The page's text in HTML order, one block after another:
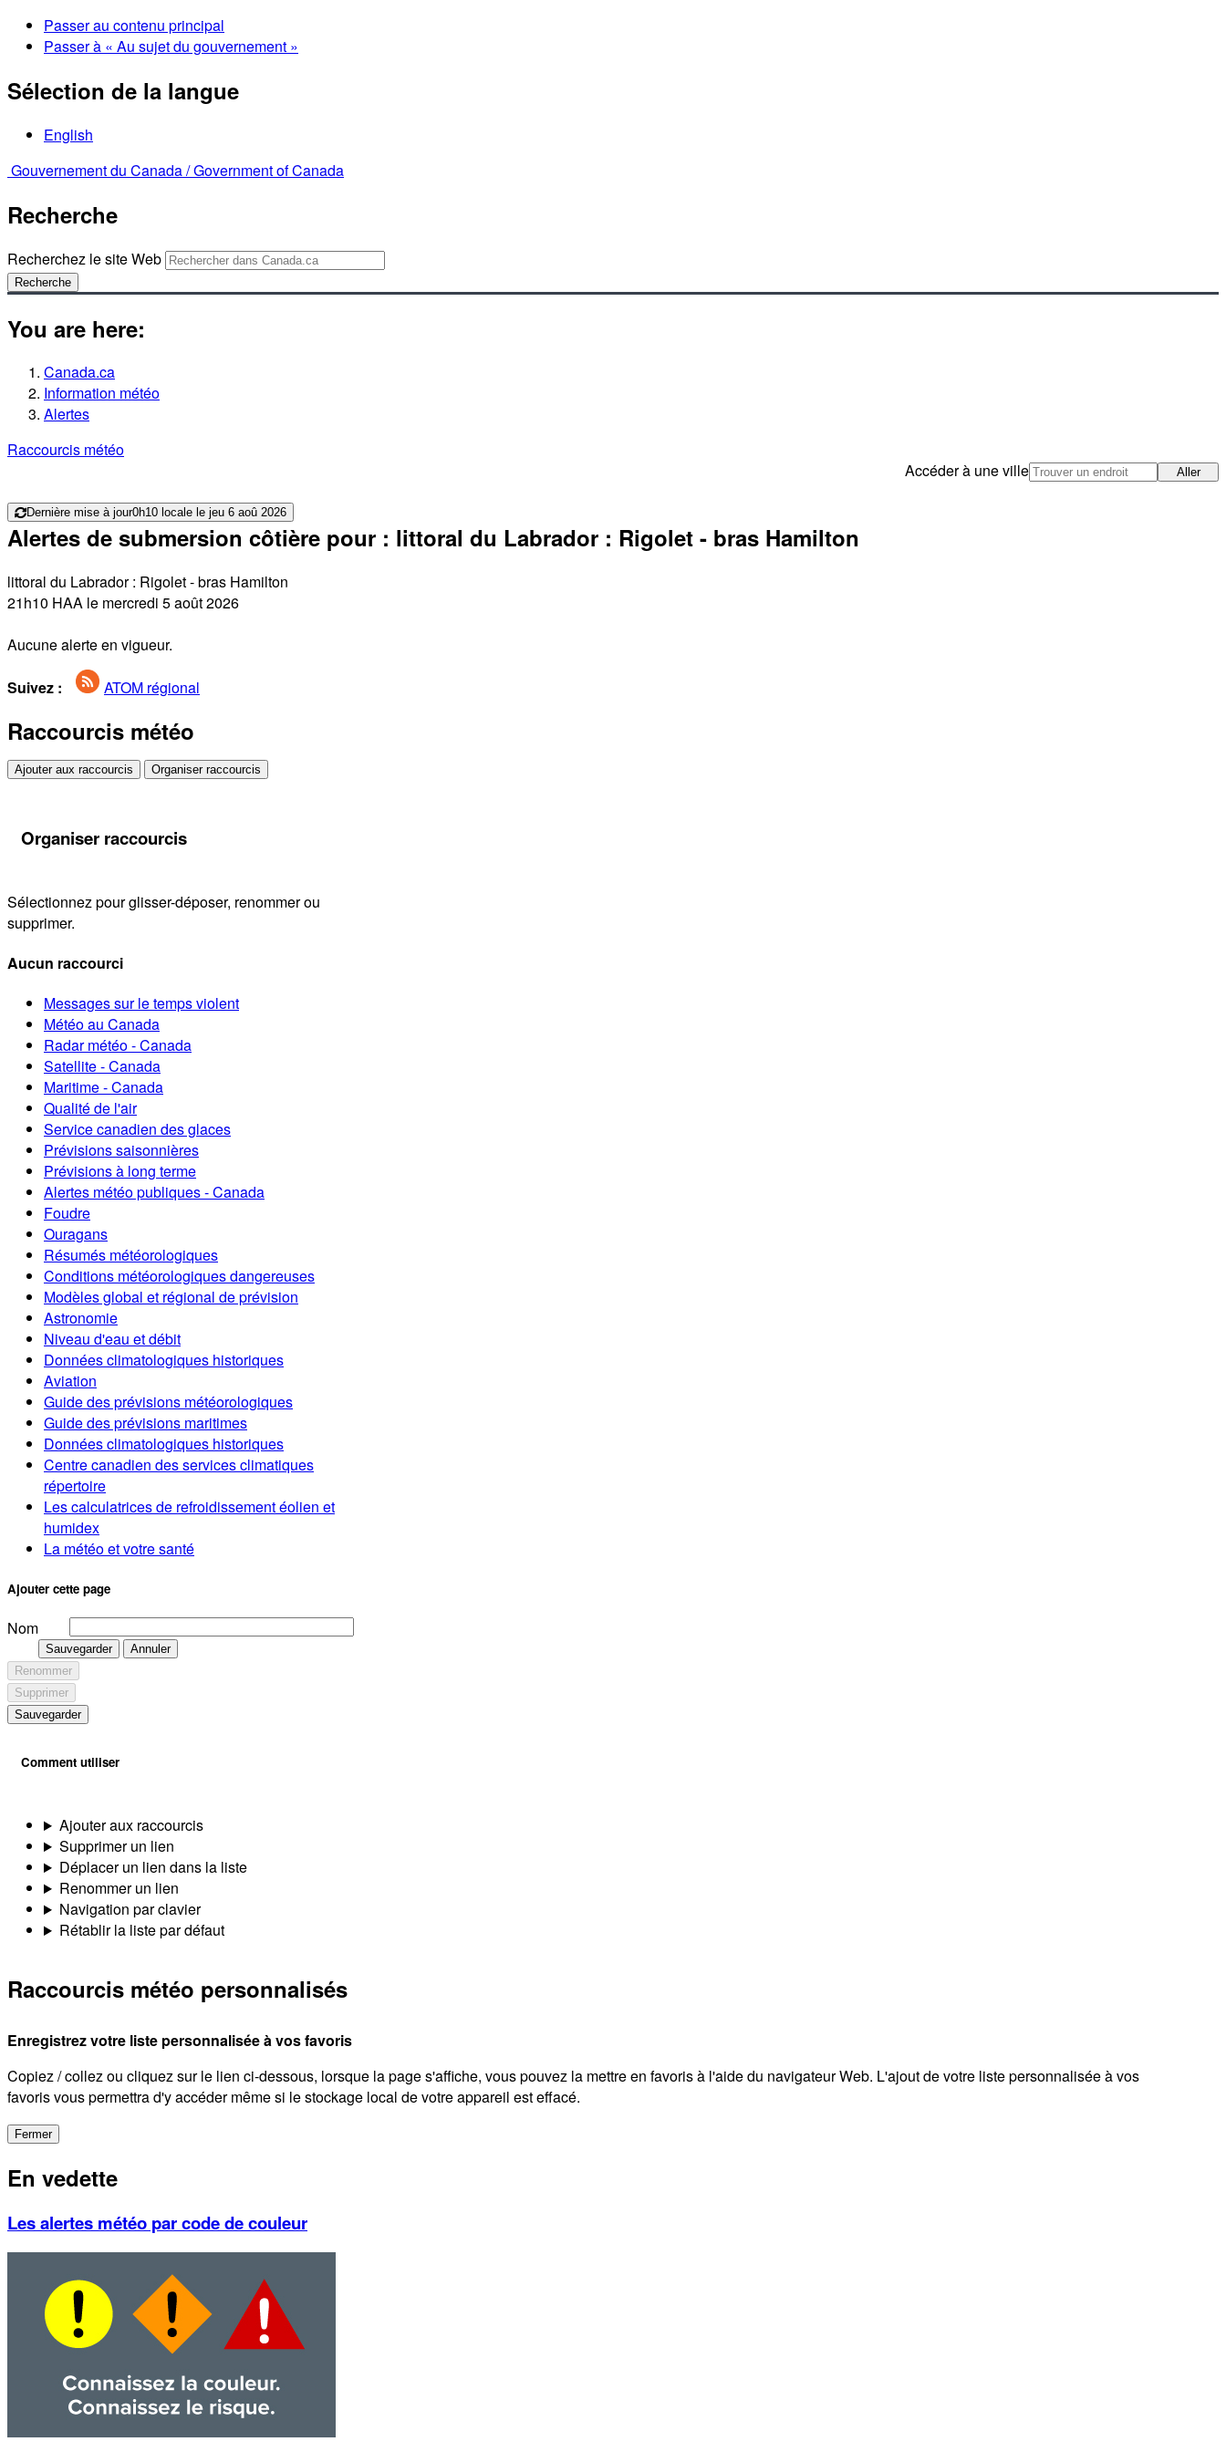
Passer au contenu principal
Passer à « Au sujet du gouvernement »
Sélection de la langue
English
Gouvernement du Canada /Government of Canada
Recherche
Recherchez le site Web
Recherche
You are here:
Canada.ca
Information météo
Alertes
Raccourcis météo
Accéder à une ville
Aller
Dernière mise à jour0h10 locale le jeu 6 aoû 2026
Alertes de submersion côtière pour : littoral du Labrador : Rigolet - bras Hamilton
littoral du Labrador : Rigolet - bras Hamilton
21h10 HAA le mercredi 5 août 2026
Aucune alerte en vigueur.
Suivez : ATOM régional
Raccourcis météo
Ajouter aux raccourcis Organiser raccourcis
Organiser raccourcis
Sélectionnez pour glisser-déposer, renommer ou
supprimer.
Aucun raccourci
Messages sur le temps violent
Météo au Canada
Radar météo - Canada
Satellite - Canada
Maritime - Canada
Qualité de l'air
Service canadien des glaces
Prévisions saisonnières
Prévisions à long terme
Alertes météo publiques - Canada
Foudre
Ouragans
Résumés météorologiques
Conditions météorologiques dangereuses
Modèles global et régional de prévision
Astronomie
Niveau d'eau et débit
Données climatologiques historiques
Aviation
Guide des prévisions météorologiques
Guide des prévisions maritimes
Données climatologiques historiques
Centre canadien des services climatiques
répertoire
Les calculatrices de refroidissement éolien et
humidex
La météo et votre santé
Ajouter cette page
Nom
Sauvegarder
Annuler
Renommer
Supprimer
Sauvegarder
Comment utiliser
Ajouter aux raccourcis
Supprimer un lien
Déplacer un lien dans la liste
Renommer un lien
Navigation par clavier
Rétablir la liste par défaut
Raccourcis météo personnalisés
Enregistrez votre liste personnalisée à vos favoris
Copiez / collez ou cliquez sur le lien ci-dessous, lorsque la page s'affiche, vous pouvez la mettre en favoris à l'aide du navigateur Web. L'ajout de votre liste personnalisée à vos
favoris vous permettra d'y accéder même si le stockage local de votre appareil est effacé.
Fermer
En vedette
Les alertes météo par code de couleur